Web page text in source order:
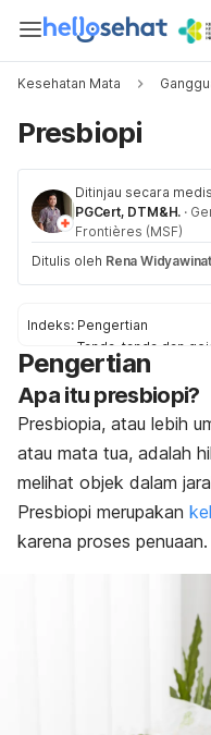
Kesehatan Mata
Presbiopi
Ditinjau secara
PGCert, DTM&H. ·
Frontières (MSF)
Ditulis oleh Rena
Indeks: Pengertian
Tanda-tanda dan
Penyebab
Faktor-faktor risiko
Pengobatan
Pengobatan di
Pengertian
Apa itu presbiopi?
Presbiopia, atau lebih
atau mata tua, adalah
melihat objek dalam
Presbiopi merupakan
karena proses penuaan.